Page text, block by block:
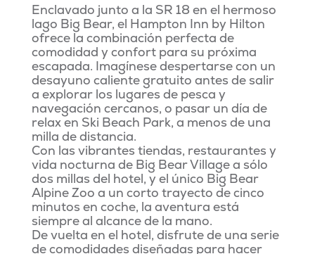
Enclavado junto a la SR 18 en el hermoso
lago Big Bear, el Hampton Inn by Hilton
ofrece la combinación perfecta de
comodidad y confort para su próxima
escapada. Imagínese despertarse con un
desayuno caliente gratuito antes de salir
a explorar los lugares de pesca y
navegación cercanos, o pasar un día de
relax en Ski Beach Park, a menos de una
milla de distancia.
Con las vibrantes tiendas, restaurantes y
vida nocturna de Big Bear Village a sólo
dos millas del hotel, y el único Big Bear
Alpine Zoo a un corto trayecto de cinco
minutos en coche, la aventura está
siempre al alcance de la mano.
De vuelta en el hotel, disfrute de una serie
de comodidades diseñadas para hacer